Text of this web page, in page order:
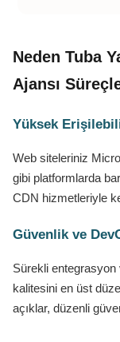
Neden Tuba
Ajansı
Yüksek
Web siteleriniz
gibi platformlarda
CDN hizmetleriyle
Güvenlik ve
Sürekli
kalitesini en üst
açıklar, düzenli